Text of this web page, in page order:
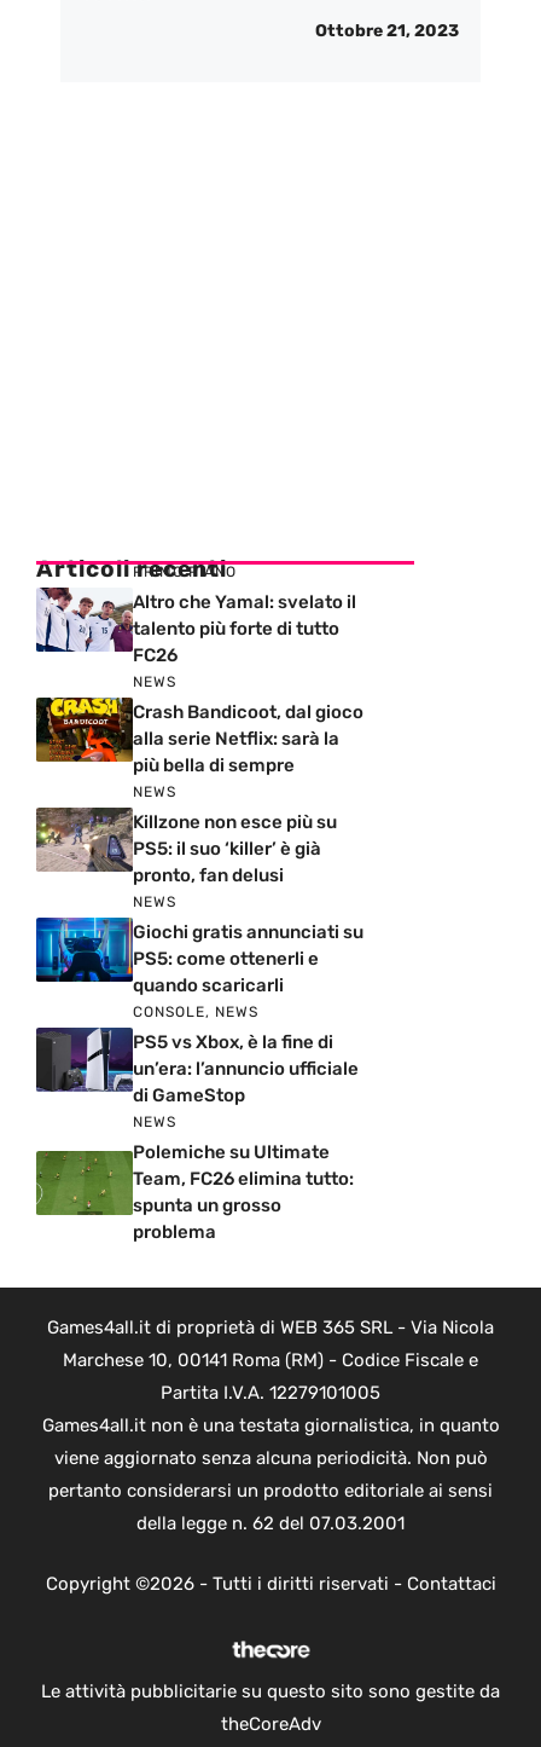
Ottobre 21, 2023
Articoli recenti
PRIMO PIANO
Altro che Yamal: svelato il
talento più forte di tutto
FC26
NEWS
Crash Bandicoot, dal gioco
alla serie Netflix: sarà la
più bella di sempre
NEWS
Killzone non esce più su
PS5: il suo ‘killer’ è già
pronto, fan delusi
NEWS
Giochi gratis annunciati su
PS5: come ottenerli e
quando scaricarli
CONSOLE, NEWS
PS5 vs Xbox, è la fine di
un’era: l’annuncio ufficiale
di GameStop
NEWS
Polemiche su Ultimate
Team, FC26 elimina tutto:
spunta un grosso
problema
Games4all.it di proprietà di WEB 365 SRL - Via Nicola
Marchese 10, 00141 Roma (RM) - Codice Fiscale e
Partita I.V.A. 12279101005
Games4all.it non è una testata giornalistica, in quanto
viene aggiornato senza alcuna periodicità. Non può
pertanto considerarsi un prodotto editoriale ai sensi
della legge n. 62 del 07.03.2001
Copyright ©2026 - Tutti i diritti riservati - Contattaci
Le attività pubblicitarie su questo sito sono gestite da
theCoreAdv